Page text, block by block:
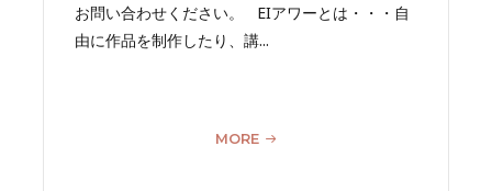
お問い合わせください。 EIアワーとは・・・自
由に作品を制作したり、講...